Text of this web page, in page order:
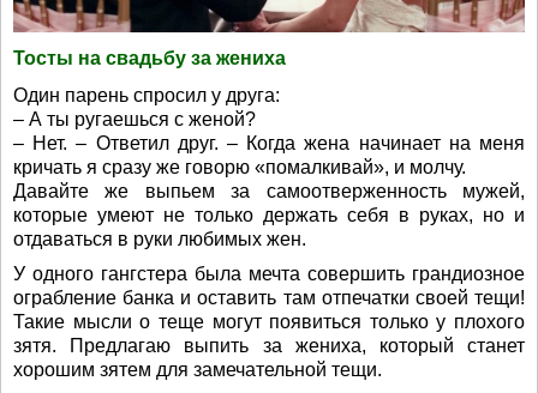
Тосты на свадьбу за жениха
Один парень спросил у друга:
– А ты ругаешься с женой?
– Нет. – Ответил друг. – Когда жена начинает на меня
кричать я сразу же говорю «помалкивай», и молчу.
Давайте же выпьем за самоотверженность мужей,
которые умеют не только держать себя в руках, но и
отдаваться в руки любимых жен.
У одного гангстера была мечта совершить грандиозное
ограбление банка и оставить там отпечатки своей тещи!
Такие мысли о теще могут появиться только у плохого
зятя. Предлагаю выпить за жениха, который станет
хорошим зятем для замечательной тещи.